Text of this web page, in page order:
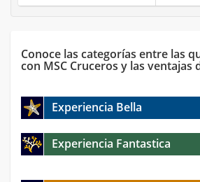
Conoce las categorías entre las
con MSC Cruceros y las ventajas
Experiencia Bella
Experiencia Fantastica